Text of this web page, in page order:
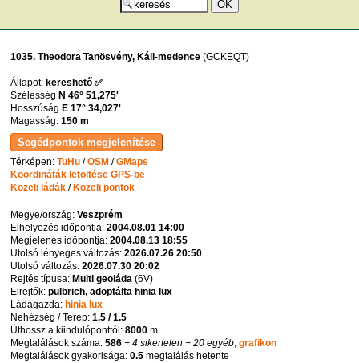
1035. Theodora Tanösvény, Káli-medence (GCKEQT)
Állapot: kereshető ✅
Szélesség N 46° 51,275'
Hosszúság E 17° 34,027'
Magasság:150 m
Térképen:TuHu /OSM /GMaps
Koordináták letöltése GPS-be
Közeli ládák / Közeli pontok
Megye/ország:Veszprém
Elhelyezés időpontja:2004.08.01 14:00
Megjelenés időpontja:2004.08.13 18:55
Utolsó lényeges változás:2026.07.26 20:50
Utolsó változás:2026.07.30 20:02
Rejtés típusa: Multi geoláda (6V)
Elrejtők:pulbrich, adoptálta hinia lux
Ládagazda: hinia lux
Nehézség / Terep:1.5 / 1.5
Úthossz a kiindulóponttól:8000 m
Megtalálások száma:586 + 4 sikertelen + 20 egyéb,grafikon
Megtalálások gyakorisága:0.5 megtalálás hetente